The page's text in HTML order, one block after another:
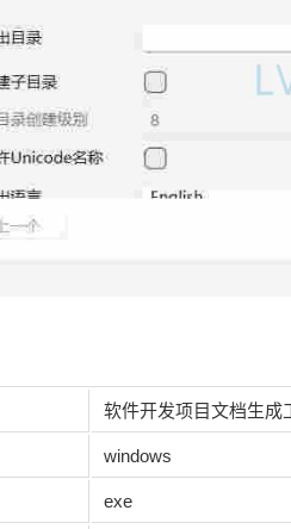
软件开发项目文档生成
windows
exe